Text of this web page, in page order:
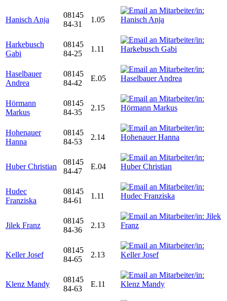
Hanisch Anja
08145
84-31
1.05
Harkebusch
Gabi
08145
84-25
1.11
Haselbauer
Andrea
08145
84-42
E.05
Hörmann
Markus
08145
84-35
2.15
Hohenauer
Hanna
08145
84-53
2.14
Huber Christian
08145
84-47
E.04
Hudec
Franziska
08145
84-61
1.11
Jilek Franz
08145
84-36
2.13
Keller Josef
08145
84-65
2.13
Klenz Mandy
08145
84-63
E.11